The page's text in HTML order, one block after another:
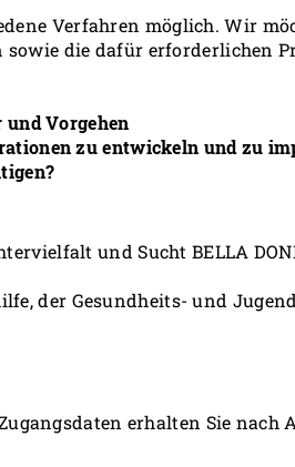
Verfahren möglich. Wir
die dafür erforderlichen
Vorgehen
zu entwickeln und zu
und Sucht BELLA
der Gesundheits- und
erhalten Sie nach